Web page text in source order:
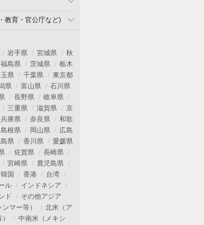
教育・官公庁など)
岩手県 宮城県
秋
福島県 茨城県
栃木
県 千葉県
東京都
県 富山県
石川県
長野県
岐阜県
三重県 滋賀県
京
兵庫県 奈良県
和歌
島根県 岡山県
広島
県 香川県
愛媛県
佐賀県
長崎県
宮崎県
鹿児島県
韓国 香港
台湾
ル
インドネシア
ド
その他アジア
マー等）
北米（ア
中南米（メキシ